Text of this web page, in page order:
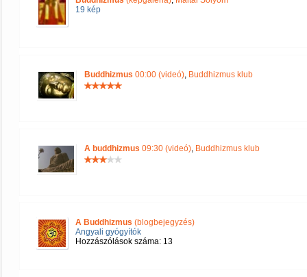
19 kép
Buddhizmus 00:00 (videó), Buddhizmus klub
A buddhizmus 09:30 (videó), Buddhizmus klub
A Buddhizmus (blogbejegyzés)
Angyali gyógyítók
Hozzászólások száma: 13